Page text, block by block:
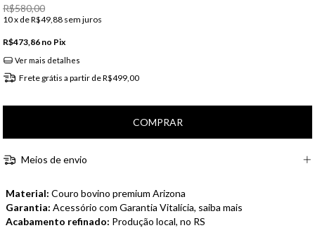
R$580,00
10x deR$49,88 sem juros
R$473,86 Pix
Ver mais detalhes
Frete grátis a partir deR$499,00
Meios de envio
Material: Couro bovino premium Arizona
Garantia: Acessório com Garantia Vitalícia, saiba mais
Acabamento refinado: Produção local, no RS